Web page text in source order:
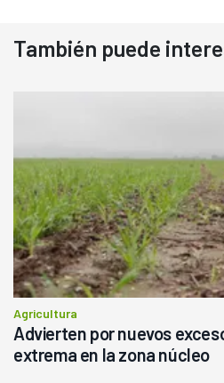
También puede
Agricultura
Advierten por nuevos
extrema en la zona núcleo